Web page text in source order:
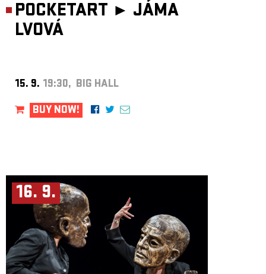
POCKETART ► JÁMA
LVOVÁ
15. 9. 19:30, BIG HALL
BUY NOW!
16. 9.